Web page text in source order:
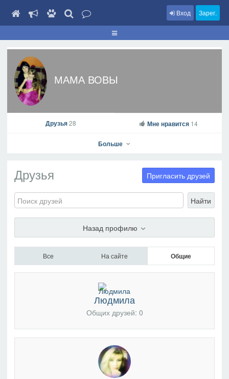
Вход Зарег.
МАМА ВОВЫ
МАМА ВОВЫ
На профиль
Фото Видео
Друзья28 Мне нравится 14
Больше
Друзья
Найти
Пригласить друзей
Назад профилю
Все На сайте Общие
Людмила
Общих друзей: 0